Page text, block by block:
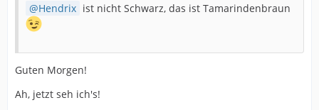
Hendrix ist nicht Schwarz, das ist Tamarindenbraun
Guten Morgen!
Ah, jetzt seh ich's!